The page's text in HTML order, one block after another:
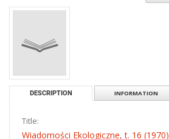
DESCRIPTION INFORMATION
Title:
Wiadomości Ekologiczne, t. 16 (1970)